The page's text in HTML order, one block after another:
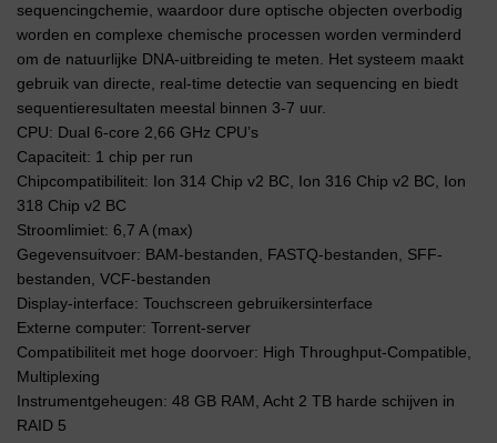
sequencingchemie, waardoor dure optische objecten overbodig
worden en complexe chemische processen worden verminderd
om de natuurlijke DNA-uitbreiding te meten. Het systeem maakt
gebruik van directe, real-time detectie van sequencing en biedt
sequentieresultaten meestal binnen 3-7 uur.
CPU: Dual 6-core 2,66 GHz CPU’s
Capaciteit: 1 chip per run
Chipcompatibiliteit: Ion 314 Chip v2 BC, Ion 316 Chip v2 BC, Ion
318 Chip v2 BC
Stroomlimiet: 6,7 A (max)
Gegevensuitvoer: BAM-bestanden, FASTQ-bestanden, SFF-
bestanden, VCF-bestanden
Display-interface: Touchscreen gebruikersinterface
Externe computer: Torrent-server
Compatibiliteit met hoge doorvoer: High Throughput-Compatible,
Multiplexing
Instrumentgeheugen: 48 GB RAM, Acht 2 TB harde schijven in
RAID 5